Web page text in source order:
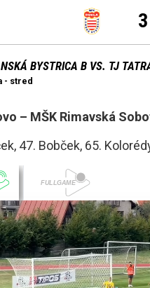
– MŠK Rimavská
47. Bobček, 65.